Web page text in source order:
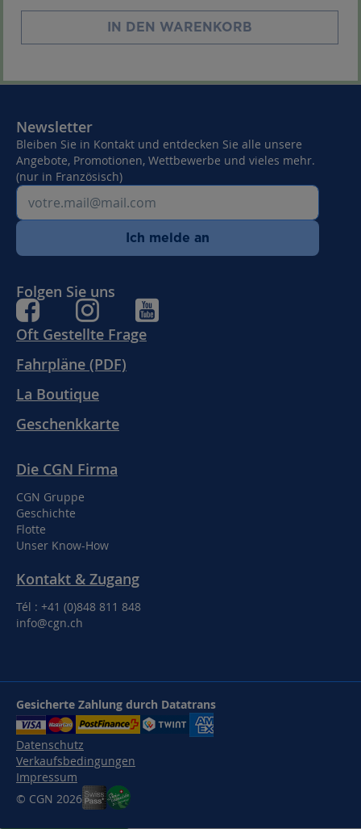
IN DEN WARENKORB
Oft Gestellte Frage
Fahrpläne (PDF)
La Boutique
Geschenkkarte
Die CGN Firma
CGN Gruppe
Geschichte
Flotte
Unser Know-How
Kontakt & Zugang
Tél : +41 (0)848 811 848
info@cgn.ch
Newsletter
Bleiben Sie in Kontakt und entdecken Sie alle unsere
Angebote, Promotionen, Wettbewerbe und vieles mehr.
(nur in Französisch)
Ich melde an
Folgen Sie uns
Gesicherte Zahlung durch Datatrans
Datenschutz
Verkaufsbedingungen
Impressum
© CGN 2026